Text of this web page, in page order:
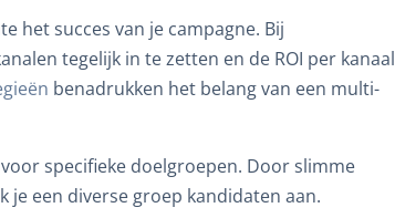
het succes van je campagne. Bij
tegelijk in te zetten en de ROI per kanaal
benadrukken het belang van een multi-
specifieke doelgroepen. Door slimme
je een diverse groep kandidaten aan.